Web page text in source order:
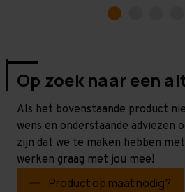
Op zoek naar een
Als het bovenstaande product
wens en onderstaande adviezen
zijn dat we te maken hebben
werken graag met jou mee!
Product op maat nodig?